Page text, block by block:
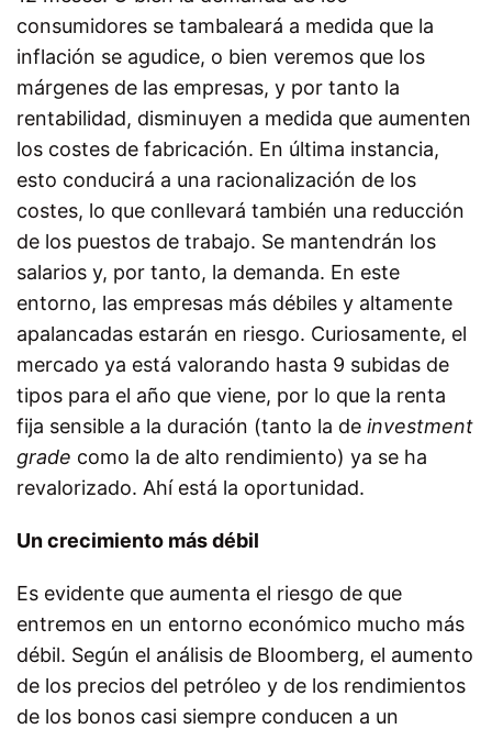
consumidores se tambaleará a medida que la
inflación se agudice, o bien veremos que los
márgenes de las empresas, y por tanto la
rentabilidad, disminuyen a medida que aumenten
los costes de fabricación. En última instancia,
esto conducirá a una racionalización de los
costes, lo que conllevará también una reducción
de los puestos de trabajo. Se mantendrán los
salarios y, por tanto, la demanda. En este
entorno, las empresas más débiles y altamente
apalancadas estarán en riesgo. Curiosamente, el
mercado ya está valorando hasta 9 subidas de
tipos para el año que viene, por lo que la renta
fija sensible a la duración (tanto la de investment
grade como la de alto rendimiento) ya se ha
revalorizado. Ahí está la oportunidad.
Un crecimiento más débil
Es evidente que aumenta el riesgo de que
entremos en un entorno económico mucho más
débil. Según el análisis de Bloomberg, el aumento
de los precios del petróleo y de los rendimientos
de los bonos casi siempre conducen a un